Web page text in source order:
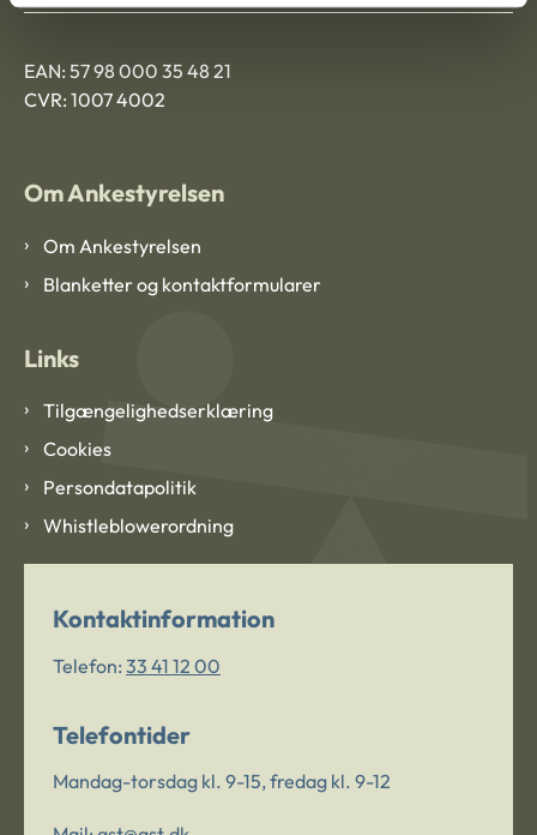
EAN: 57 98 000 35 48 21
CVR: 1007 4002
Om Ankestyrelsen
Om Ankestyrelsen
Blanketter og kontaktformularer
Links
Tilgængelighedserklæring
Cookies
Persondatapolitik
Whistleblowerordning
Kontaktinformation
Telefon: 33 41 12 00
Telefontider
Mandag-torsdag kl. 9-15, fredag kl. 9-12